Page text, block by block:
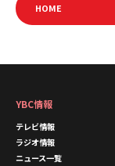
HOME
YBC情報
テレビ情報
ラジオ情報
ニュース一覧